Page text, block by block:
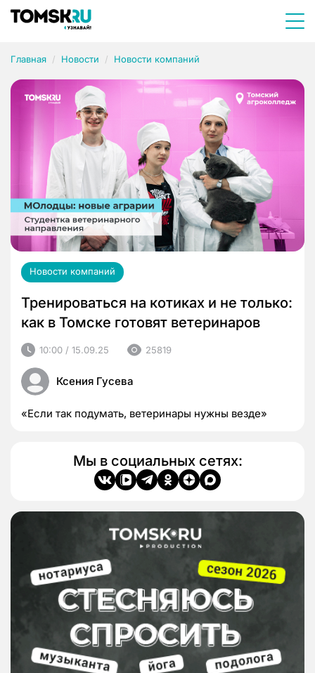
Главная Новости Новости компаний
Новости компаний
Тренироваться на котиках и не только:
как в Томске готовят ветеринаров
10:00 / 15.09.25 25819
Ксения Гусева
«Если так подумать, ветеринары нужны везде»
Мы в социальных сетях: